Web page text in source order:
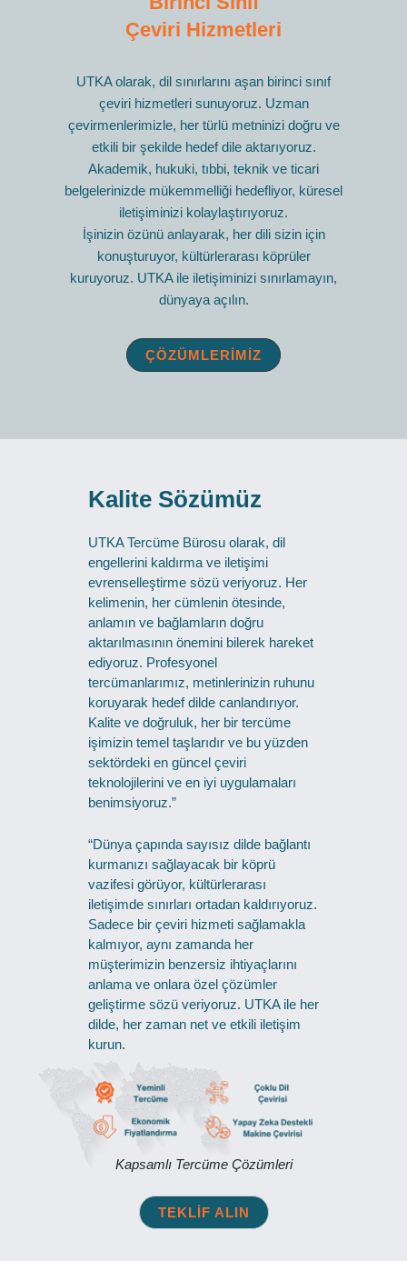
Çeviri Hizmetleri
UTKA olarak, dil sınırlarını aşan birinci sınıf
çeviri hizmetleri sunuyoruz. Uzman
çevirmenlerimizle, her türlü metninizi doğru ve
etkili bir şekilde hedef dile aktarıyoruz.
Akademik, hukuki, tıbbi, teknik ve ticari
belgelerinizde mükemmelliği hedefliyor, küresel
iletişiminizi kolaylaştırıyoruz.
İşinizin özünü anlayarak, her dili sizin için
konuşturuyor, kültürlerarası köprüler
kuruyoruz. UTKA ile iletişiminizi sınırlamayın,
dünyaya açılın.
ÇÖZÜMLERIMIZ
Kalite Sözümüz
UTKA Tercüme Bürosu olarak, dil
engellerini kaldırma ve iletişimi
evrenselleştirme sözü veriyoruz. Her
kelimenin, her cümlenin ötesinde,
anlamın ve bağlamların doğru
aktarılmasının önemini bilerek hareket
ediyoruz. Profesyonel
tercümanlarımız, metinlerinizin ruhunu
koruyarak hedef dilde canlandırıyor.
Kalite ve doğruluk, her bir tercüme
işimizin temel taşlarıdır ve bu yüzden
sektördeki en güncel çeviri
teknolojilerini ve en iyi uygulamaları
benimsiyoruz.”
“Dünya çapında sayısız dilde bağlantı
kurmanızı sağlayacak bir köprü
vazifesi görüyor, kültürlerarası
iletişimde sınırları ortadan kaldırıyoruz.
Sadece bir çeviri hizmeti sağlamakla
kalmıyor, aynı zamanda her
müşterimizin benzersiz ihtiyaçlarını
anlama ve onlara özel çözümler
geliştirme sözü veriyoruz. UTKA ile her
dilde, her zaman net ve etkili iletişim
kurun.
Kapsamlı Tercüme Çözümleri
TEKLIF ALIN